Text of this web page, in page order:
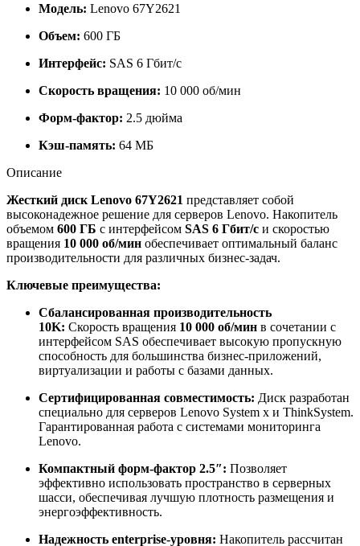
Модель: Lenovo 67Y2621
Объем: 600 ГБ
Интерфейс: SAS 6 Гбит/с
Скорость вращения: 10 000 об/мин
Форм-фактор: 2.5 дюйма
Кэш-память: 64 МБ
Описание
Жесткий диск Lenovo 67Y2621 представляет собой
высоконадежное решение для серверов Lenovo. Накопитель
объемом 600 ГБ с интерфейсом SAS 6 Гбит/с и скоростью
вращения 10 000 об/мин обеспечивает оптимальный баланс
производительности для различных бизнес-задач.
Ключевые преимущества:
Сбалансированная производительность
10K: Скорость вращения 10 000 об/мин в сочетании с
интерфейсом SAS обеспечивает высокую пропускную
способность для большинства бизнес-приложений,
виртуализации и работы с базами данных.
Сертифицированная совместимость: Диск разработан
специально для серверов Lenovo System x и ThinkSystem.
Гарантированная работа с системами мониторинга
Lenovo.
Компактный форм-фактор 2.5″: Позволяет
эффективно использовать пространство в серверных
шасси, обеспечивая лучшую плотность размещения и
энергоэффективность.
Надежность enterprise-уровня: Накопитель рассчитан